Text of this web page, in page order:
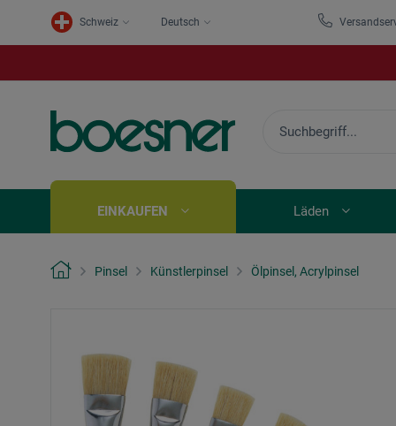
Schweiz Deutsch
EINKAUFEN Läden
Pinsel Künstlerpinsel Ölpinsel, Acrylpinsel